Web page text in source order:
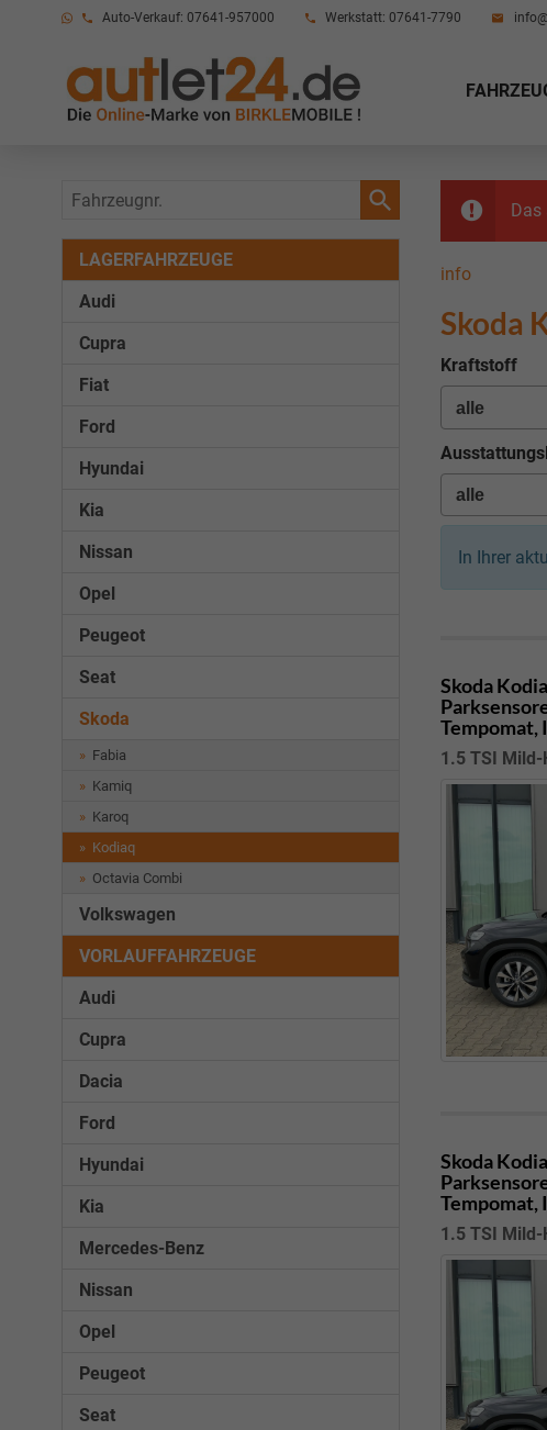
Auto-Verkauf: 07641-957000 Werkstatt: 07641-7790
Das
info
Skoda
Kraftstoff
In Ihrer
Skoda
Tempomat,
1.5 TSI Mild-
Skoda
Tempomat,
1.5 TSI Mild-
Fahrzeugnr.
LAGERFAHRZEUGE
Audi
Cupra
Fiat
Ford
Hyundai
Kia
Nissan
Opel
Peugeot
Seat
Skoda
Fabia
Kamiq
Karoq
Kodiaq
Octavia Combi
Volkswagen
VORLAUFFAHRZEUGE
Audi
Cupra
Dacia
Ford
Hyundai
Kia
Mercedes-Benz
Nissan
Opel
Peugeot
Seat